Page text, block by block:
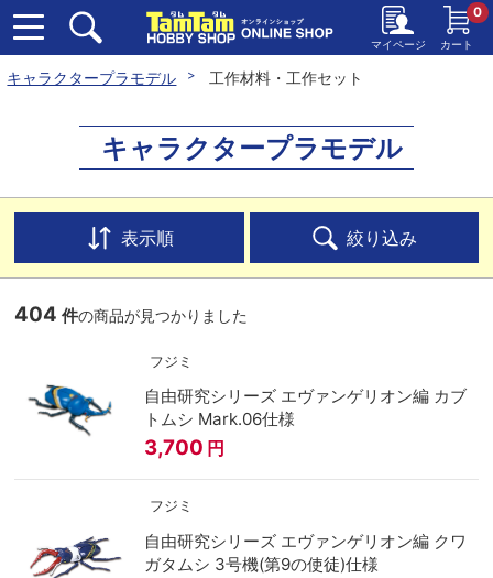
マイページ カート
0
キャラクタープラモデル 工作材料・工作セット
キャラクタープラモデル
表示順 絞り込み
404 件の商品が見つかりました
フジミ
自由研究シリーズ エヴァンゲリオン編 カブ
トムシ Mark.06仕様
3,700 円
フジミ
自由研究シリーズ エヴァンゲリオン編 クワ
ガタムシ 3号機(第9の使徒)仕様